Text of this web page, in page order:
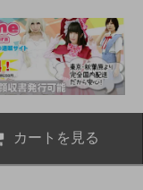
カートを見る